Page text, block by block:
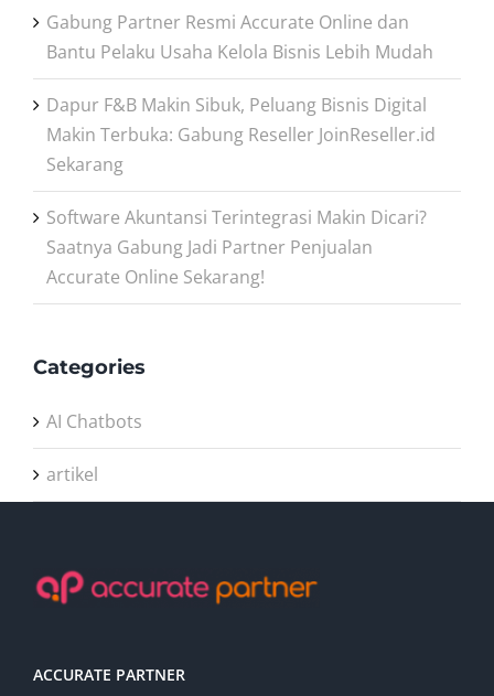
Gabung Partner Resmi Accurate Online dan
Bantu Pelaku Usaha Kelola Bisnis Lebih Mudah
Dapur F&B Makin Sibuk, Peluang Bisnis Digital
Makin Terbuka: Gabung Reseller JoinReseller.id
Sekarang
Software Akuntansi Terintegrasi Makin Dicari?
Saatnya Gabung Jadi Partner Penjualan
Accurate Online Sekarang!
Categories
AI Chatbots
artikel
ACCURATE PARTNER